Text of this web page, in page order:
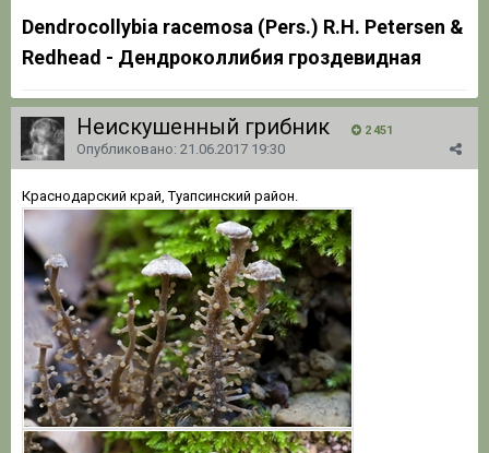
Dendrocollybia racemosa (Pers.) R.H. Petersen &
Redhead - Дендроколлибия гроздевидная
Неискушенный грибник 2 451
Опубликовано: 21.06.2017 19:30
Краснодарский край, Туапсинский район.